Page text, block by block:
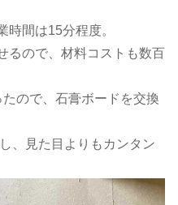
時間は15分程度。
るので、材料コストも数百
ので、石膏ボードを交換
、見た目よりもカンタン